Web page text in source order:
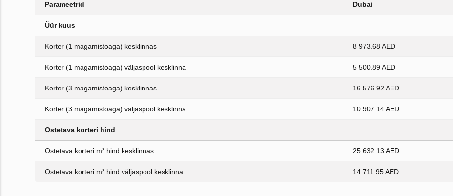
Parameetrid Dubai
Üür kuus
Korter (1 magamistoaga) kesklinnas 8 973.68 AED
Korter (1 magamistoaga) väljaspool kesklinna 5 500.89 AED
Korter (3 magamistoaga) kesklinnas 16 576.92 AED
Korter (3 magamistoaga) väljaspool kesklinna 10 907.14 AED
Ostetava korteri hind
Ostetava korteri m² hind kesklinnas 25 632.13 AED
Ostetava korteri m² hind väljaspool kesklinna 14 711.95 AED